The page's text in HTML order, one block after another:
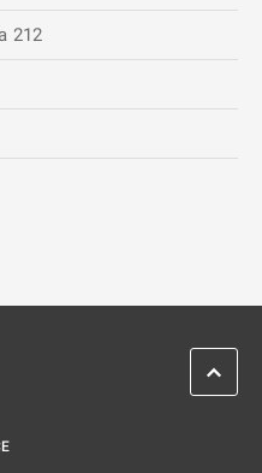
212
kartě
na nové kartě
ZPĚT